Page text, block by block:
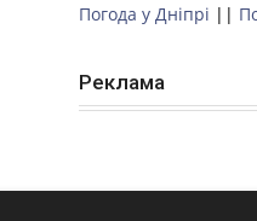
Погода у Дніпрі ||
Реклама